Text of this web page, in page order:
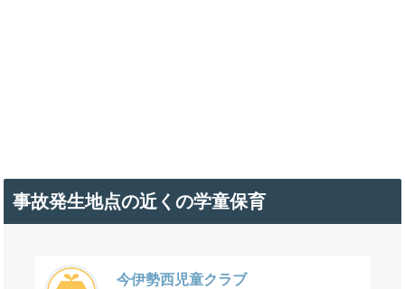
事故発生地点の近くの学童保育
今伊勢西児童クラブ